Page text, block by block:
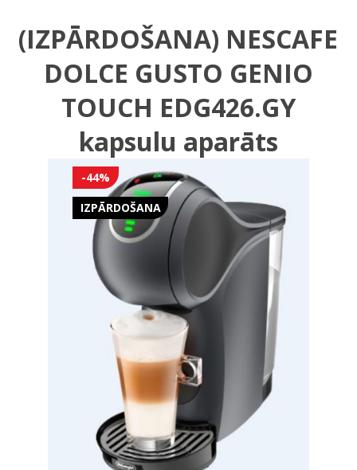
(IZPĀRDOŠANA) NESCAFE
DOLCE GUSTO GENIO
TOUCH EDG426.GY
kapsulu aparāts
IZPĀRDOŠANA
-44%